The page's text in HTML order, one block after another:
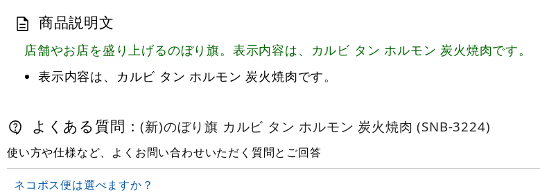
商品説明文
店舗やお店を盛り上げるのぼり旗。表示内容は、カルビ タン ホルモン 炭火焼肉です。
表示内容は、カルビ タン ホルモン 炭火焼肉です。
よくある質問：(新)のぼり旗 カルビ タン ホルモン 炭火焼肉 (SNB-3224)
使い方や仕様など、よくお問い合わせいただく質問とご回答
ネコポス便は選べますか？